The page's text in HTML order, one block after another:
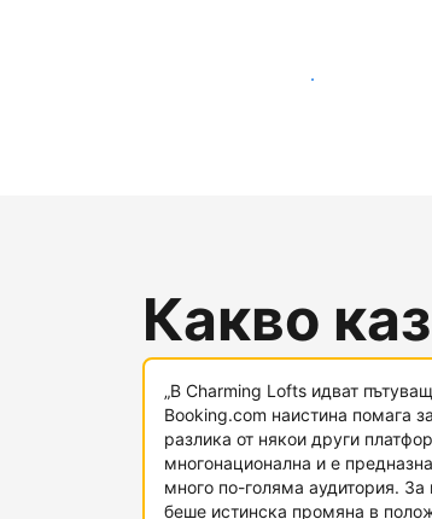
Достигнете до нови гости
Какво
„В Charming Lofts идват
Booking.com наистина помага
разлика от някои други
многонационална и е
много по-голяма аудитория. За
беше истинска промяна в